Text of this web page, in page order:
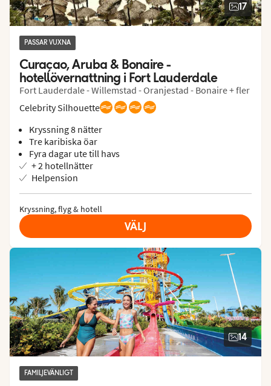
17
PASSAR VUXNA
Curaçao, Aruba & Bonaire -
hotellövernattning i Fort Lauderdale
Fort Lauderdale - Willemstad - Oranjestad - Bonaire + fler
Celebrity Silhouette
Kryssning 8 nätter
Tre karibiska öar
Fyra dagar ute till havs
+ 2 hotellnätter
Helpension
Kryssning, flyg & hotell
VÄLJ
14
FAMILJEVÄNLIGT